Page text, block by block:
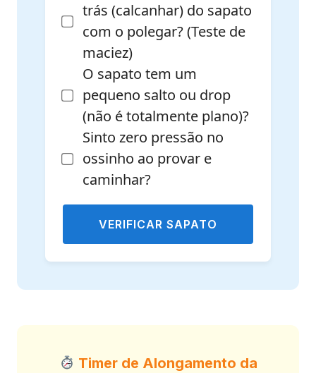
trás (calcanhar) do sapato
com o polegar? (Teste de
maciez)
O sapato tem um
pequeno salto ou drop
(não é totalmente plano)?
Sinto zero pressão no
ossinho ao provar e
caminhar?
VERIFICAR SAPATO
Timer de Alongamento da